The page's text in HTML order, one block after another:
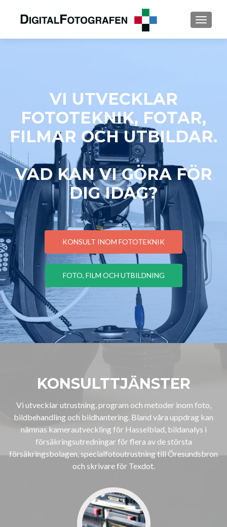
MENU
VI UTVECKLAR
FOTOTEKNIK, FOTAR,
FILMAR OCH UTBILDAR.
VAD KAN VI GÖRA FÖR
DIG IDAG?
KONSULT INOM FOTOTEKNIK
FOTO, FILM OCH UTBILDNING
KONSULTTJÄNSTER
Vi utvecklar utrustning, program och metoder inom foto,
bildbehandling och bildhantering. Bland våra uppdrag kan
nämnas kamerautveckling för Hasselblad, bildanalys i
försäkringsutredningar för flera av de största
försäkringsbolagen, specialfotoutrustning till Öresundsbron
och skrivare för Texdot.